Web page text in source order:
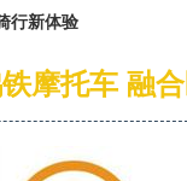
行新体验
摩托车 融